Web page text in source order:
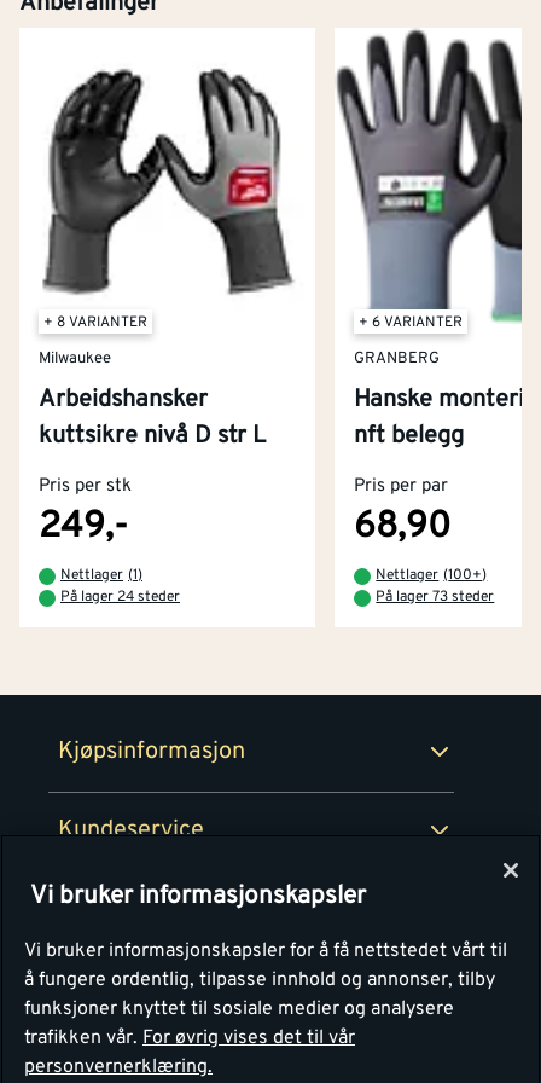
+ 8 VARIANTER
Milwaukee
Arbeidshansker
kuttsikre nivå D str L
Pris per stk
249,-
Nettlager (1)
På lager 24 steder
+ 6 VARIANTER
GRANBERG
Hanske
nft belegg
Pris per par
68,90
Nettlager (100+)
På lager 73 steder
Kjøpsinformasjon
Kjøpsbetingelser
Retur- og angrerettsskjema
Kundeservice
Kontakt oss
Tjenester
Montér Klubb
Montér
Om Montér
Byggevarehus og åpningstider
Prismatch
Personvern
Vi bruker informasjonskapsler
Vi bruker informasjonskapsler for å få nettstedet vårt til
å fungere ordentlig, tilpasse innhold og annonser, tilby
funksjoner knyttet til sosiale medier og analysere
trafikken vår. For øvrig vises det til vår
personvernerklæring.